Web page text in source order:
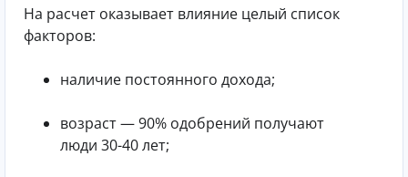
На расчет оказывает влияние целый список
факторов:
наличие постоянного дохода;
возраст — 90% одобрений получают
люди 30-40 лет;